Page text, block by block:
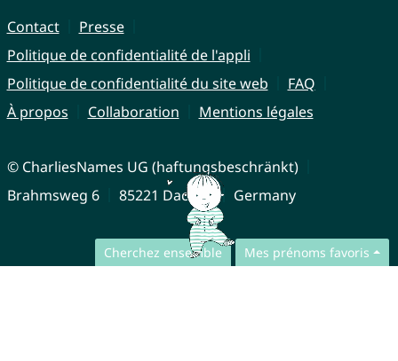
Cherchez ensemble Mes prénoms favoris
Contact
Presse
Politique de confidentialité de l'appli
Politique de confidentialité du site web
FAQ
À propos
Collaboration Mentions légales
© CharliesNames UG (haftungsbeschränkt)
Brahmsweg 6
85221 Dachau Germany